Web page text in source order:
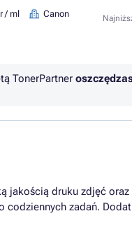
/ ml Canon
TonerPartner
druku zdjęć oraz
codziennych zadań.